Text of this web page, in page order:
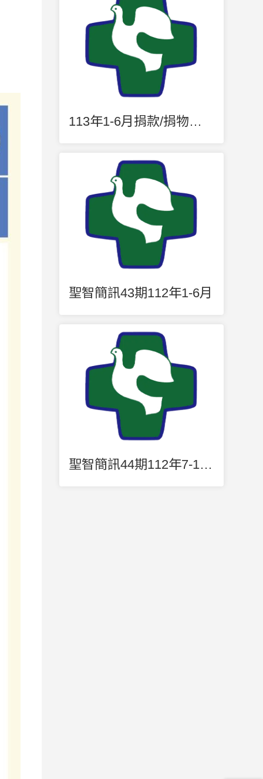
113年1-6月捐款/捐物明細
聖智簡訊43期112年1-6月
聖智簡訊44期112年7-12月